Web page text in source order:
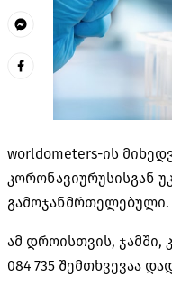
worldometers-ის
კორონავიურუსისგან
გამოჯანმრთელებული.
ამ დროისთვის, ჯამში,
084 735 შემთხვევაა